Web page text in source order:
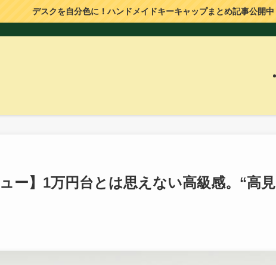
デスクを自分色に！ハンドメイドキーキャップまとめ記事公開中
ー】1万円台とは思えない高級感。“高見